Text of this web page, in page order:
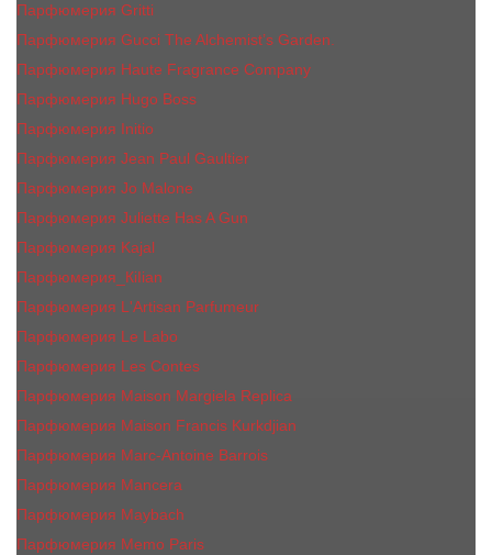
Парфюмерия Gritti
Парфюмерия Gucci The Alchemist’s Garden.
Парфюмерия Haute Fragrance Company
Парфюмерия Hugo Boss
Парфюмерия Initio
Парфюмерия Jean Paul Gaultier
Парфюмерия Jо Malоnе
Парфюмерия Juliette Has A Gun
Парфюмерия Kajal
Парфюмерия_КiIiаn
Парфюмерия L'Artisan Parfumeur
Парфюмерия Le Labo
Парфюмерия Les Contes
Парфюмерия Maison Margiela Replica
Парфюмерия Maison Francis Kurkdjian
Парфюмерия Marc-Antoine Barrois
Парфюмерия Mancera
Парфюмерия Maybach
Парфюмерия Memo Paris